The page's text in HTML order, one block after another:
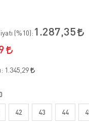
(%10): 1.287,35
1.345,29
42 43 44